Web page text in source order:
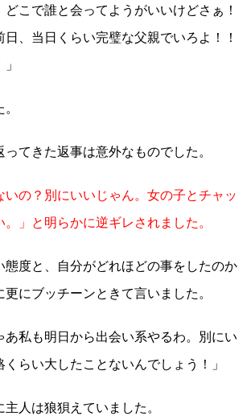
どこで誰と会ってようがいいけどさぁ！
、当日くらい完璧な父親でいろよ！！
てきた返事は意外なものでした。
いの？別にいいじゃん。女の子とチャッ
。」と明らかに逆ギレされました。
態度と、自分がどれほどの事をしたのか
にブッチーンときて言いました。
あ私も明日から出会い系やるわ。別にい
らい大したことないんでしょう！」
人は狼狽えていました。